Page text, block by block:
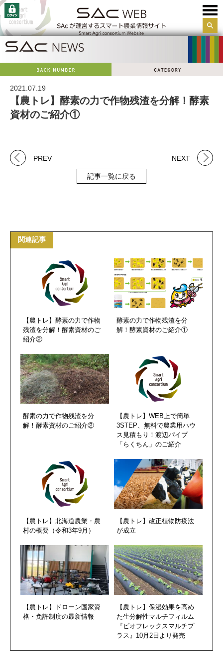
サイ
2021.07.19
【農トレ】酵素の力で作物残渣を分解！酵素
資材のご紹介①
PREV
記事一覧に戻る
NEXT
関連記事
【農トレ】酵素の力で作物
残渣を分解！酵素資材のご
紹介②
酵素の力で作物残渣を分
解！酵素資材のご紹介①
酵素の力で作物残渣を分
解！酵素資材のご紹介②
【農トレ】WEB上で簡単
3STEP、無料で農業用ハウ
ス見積もり！渡辺パイプ
「らくちん」のご紹介
【農トレ】北海道農業・農
村の概要（令和3年9月）
【農トレ】改正植物防疫法
が成立
【農トレ】ドローン国家資
格・免許制度の最新情報
【農トレ】保湿効果を高め
た生分解性マルチフィルム
『ビオフレックスマルチプ
ラス』10月2日より発売